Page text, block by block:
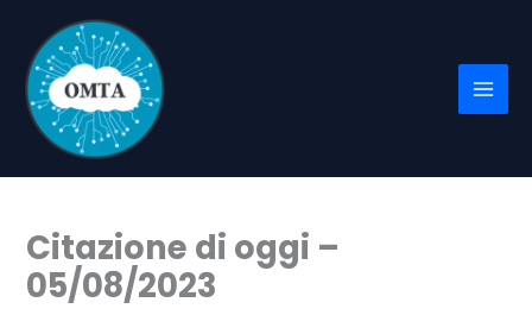
contenuto
Citazione di oggi –
05/08/2023